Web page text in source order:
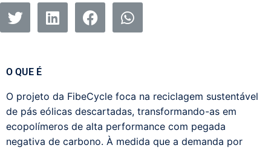
O QUE É
O projeto da FibeCycle foca na reciclagem sustentável
de pás eólicas descartadas, transformando-as em
ecopolímeros de alta performance com pegada
negativa de carbono. À medida que a demanda por